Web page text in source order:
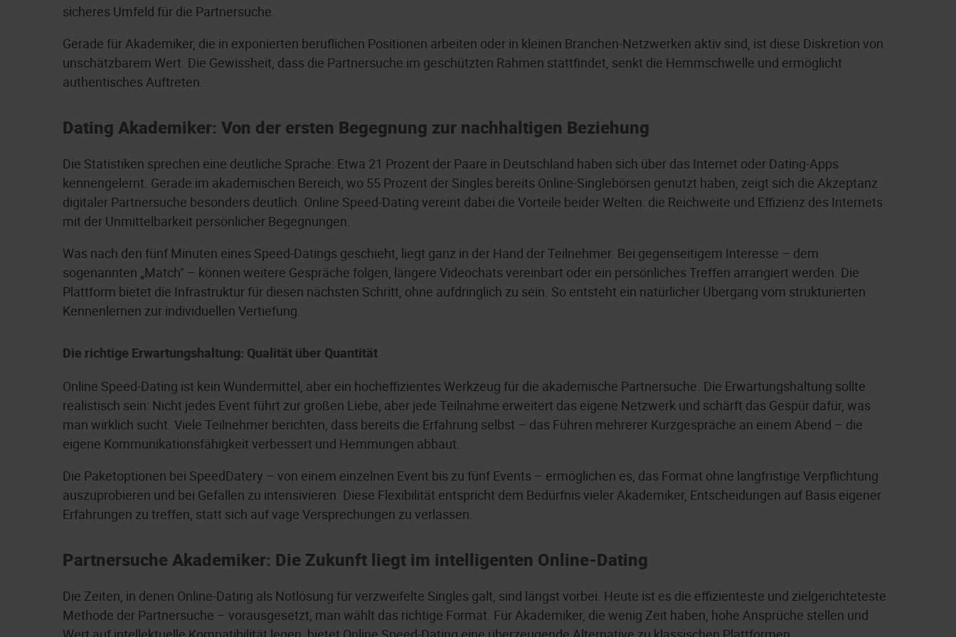
sicheres Umfeld für die Partnersuche.
Gerade für Akademiker, die in exponierten beruflichen Positionen arbeiten oder in kleinen Branchen-Netzwerken aktiv sind, ist diese Diskretion von
unschätzbarem Wert. Die Gewissheit, dass die Partnersuche im geschützten Rahmen stattfindet, senkt die Hemmschwelle und ermöglicht
authentisches Auftreten.
Dating Akademiker: Von der ersten Begegnung zur nachhaltigen Beziehung
Die Statistiken sprechen eine deutliche Sprache: Etwa 21 Prozent der Paare in Deutschland haben sich über das Internet oder Dating-Apps
kennengelernt. Gerade im akademischen Bereich, wo 55 Prozent der Singles bereits Online-Singlebörsen genutzt haben, zeigt sich die Akzeptanz
digitaler Partnersuche besonders deutlich. Online Speed-Dating vereint dabei die Vorteile beider Welten: die Reichweite und Effizienz des Internets
mit der Unmittelbarkeit persönlicher Begegnungen.
Was nach den fünf Minuten eines Speed-Datings geschieht, liegt ganz in der Hand der Teilnehmer. Bei gegenseitigem Interesse – dem
sogenannten „Match" – können weitere Gespräche folgen, längere Videochats vereinbart oder ein persönliches Treffen arrangiert werden. Die
Plattform bietet die Infrastruktur für diesen nächsten Schritt, ohne aufdringlich zu sein. So entsteht ein natürlicher Übergang vom strukturierten
Kennenlernen zur individuellen Vertiefung.
Die richtige Erwartungshaltung: Qualität über Quantität
Online Speed-Dating ist kein Wundermittel, aber ein hocheffizientes Werkzeug für die akademische Partnersuche. Die Erwartungshaltung sollte
realistisch sein: Nicht jedes Event führt zur großen Liebe, aber jede Teilnahme erweitert das eigene Netzwerk und schärft das Gespür dafür, was
man wirklich sucht. Viele Teilnehmer berichten, dass bereits die Erfahrung selbst – das Führen mehrerer Kurzgespräche an einem Abend – die
eigene Kommunikationsfähigkeit verbessert und Hemmungen abbaut.
Die Paketoptionen bei SpeedDatery – von einem einzelnen Event bis zu fünf Events – ermöglichen es, das Format ohne langfristige Verpflichtung
auszuprobieren und bei Gefallen zu intensivieren. Diese Flexibilität entspricht dem Bedürfnis vieler Akademiker, Entscheidungen auf Basis eigener
Erfahrungen zu treffen, statt sich auf vage Versprechungen zu verlassen.
Partnersuche Akademiker: Die Zukunft liegt im intelligenten Online-Dating
Die Zeiten, in denen Online-Dating als Notlösung für verzweifelte Singles galt, sind längst vorbei. Heute ist es die effizienteste und zielgerichteteste
Methode der Partnersuche – vorausgesetzt, man wählt das richtige Format. Für Akademiker, die wenig Zeit haben, hohe Ansprüche stellen und